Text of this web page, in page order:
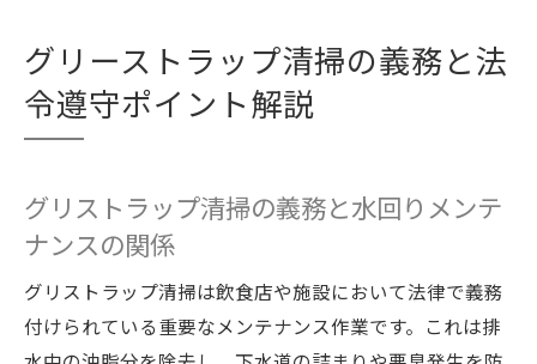
グリーストラップ清掃の義務と法
令遵守ポイント解説
グリストラップ清掃の義務と水回りメンテ
ナンスの関係
グリストラップ清掃は飲食店や施設において法律で義務
付けられている重要なメンテナンス作業です。これは排